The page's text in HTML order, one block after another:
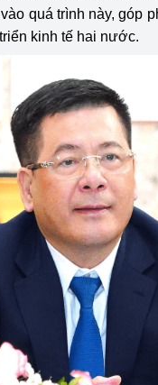
Bảo vệ nền tảng
Doanh nghiệp -
Xúc tiến thương
Thị trường nước
Thị trường trong
Ngành Công
Đại hội XIV của
Phát triển công
Phát triển năng
quá trình này, góp
kinh tế hai nước.